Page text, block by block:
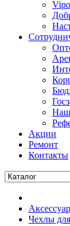
Акции
Ремонт
Контакты
Чехлы